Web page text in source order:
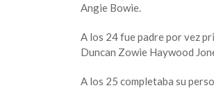
Angie Bowie.
A los 24 fue padre por vez
Duncan Zowie Haywood
A los 25 completaba su